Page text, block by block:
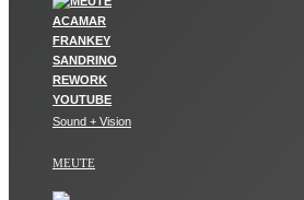
Sound + Vision
MEUTE